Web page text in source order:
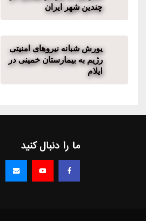
چندین شهر ایران
یورش شبانه نیروهای امنیتی
رژیم به بیمارستان خمینی در
ایلام
ما را دنبال کنید